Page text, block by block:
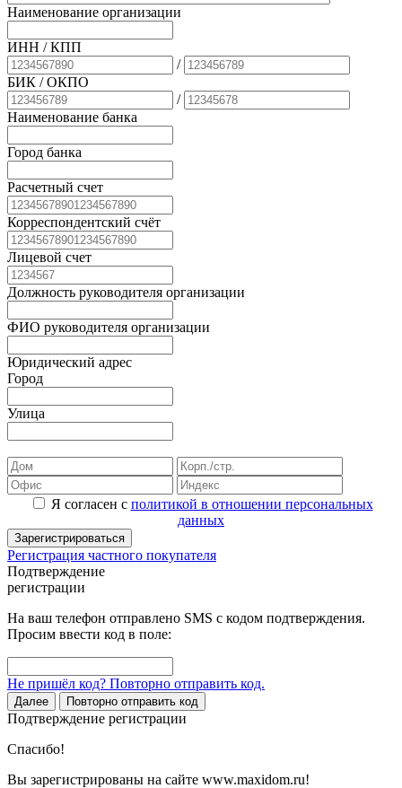
Наименование организации
ИНН / КПП
/
БИК / ОКПО
/
Наименование банка
Город банка
Расчетный счет
Корреспондентский счёт
Лицевой счет
Должность руководителя организации
ФИО руководителя организации
Юридический адрес
Город
Улица
Я согласен с политикой в отношении персональных
данных
Зарегистрироваться
Регистрация частного покупателя
Подтверждение
регистрации
На ваш телефон отправлено SMS с кодом подтверждения.
Просим ввести код в поле:
Не пришёл код? Повторно отправить код.
Далее Повторно отправить код
Подтверждение регистрации
Спасибо!
Вы зарегистрированы на сайте www.maxidom.ru!